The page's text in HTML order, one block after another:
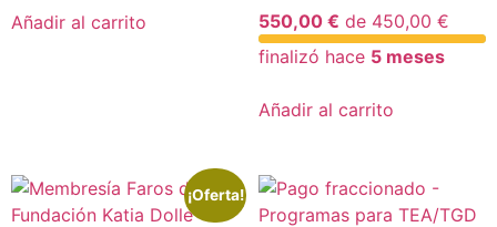
Añadir al carrito
550,00 € de 450,00 €
finalizó hace 5 meses
Añadir al carrito
¡Oferta!